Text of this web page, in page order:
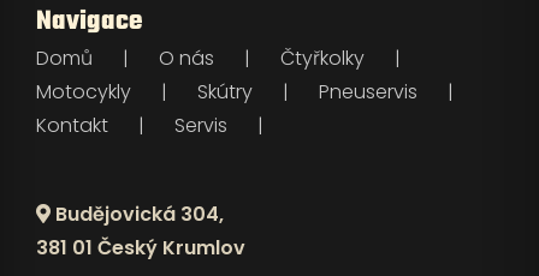
Navigace
Domů O nás
Čtyřkolky
Motocykly
Skútry
Pneuservis
Kontakt
Servis
Budějovická 304,
381 01 Český Krumlov